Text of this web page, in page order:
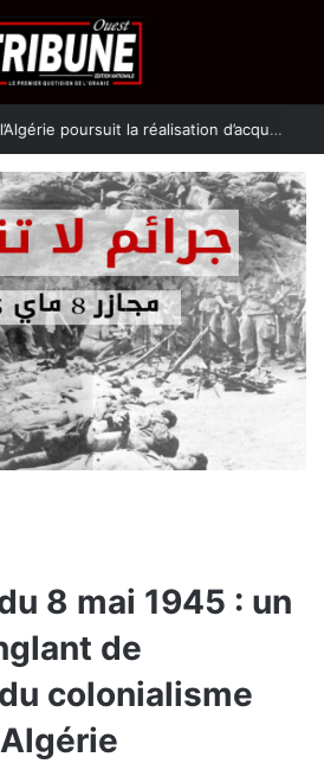
La revue El Djeïch : l’Algérie poursuit la réalisation d’acquis qualitatifs et historiques dans un climat de sécurité et de stabilité
8 mai 1945 : un
de
colonialisme